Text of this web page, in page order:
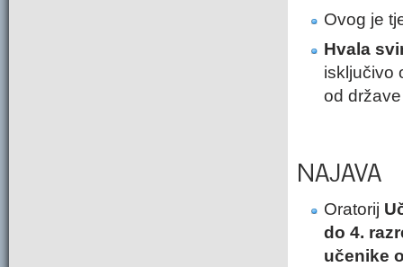
Ovog je
Hvala
isključivo
od
NAJAVA
Oratorij
do 4.
učenike